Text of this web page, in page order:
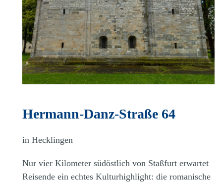
Hermann-Danz-Straße 64
in Hecklingen
Nur vier Kilometer südöstlich von Staßfurt erwartet
Reisende ein echtes Kulturhighlight: die romanische